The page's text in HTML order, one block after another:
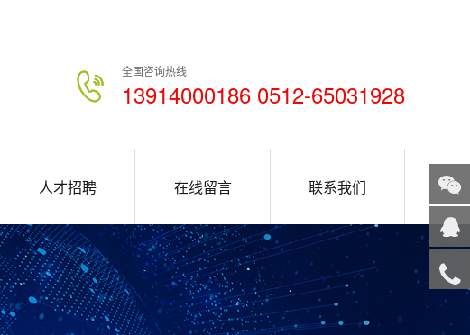
全国咨询热线
13914000186 0512-65031928
人才招聘 在线留言 联系我们
关注
微信
客服
服务